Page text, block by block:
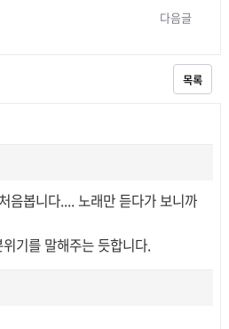
다음글
목록
음봅니다.... 노래만 듣다가 보니까
기를 말해주는 듯합니다.